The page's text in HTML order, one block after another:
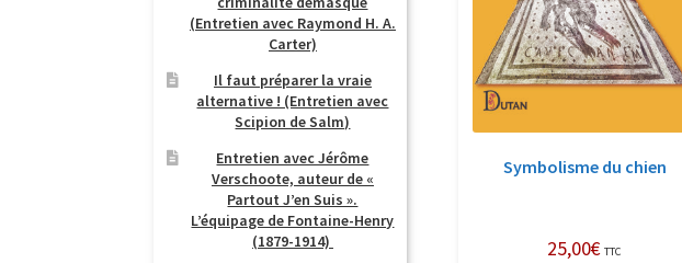
Symbolisme du chien
25,00€ TTC
(Entretien avec Raymond H. A.
Carter)
Il faut préparer la vraie
alternative ! (Entretien avec
Scipion de Salm)
Entretien avec Jérôme
Verschoote, auteur de «
Partout J’en Suis ».
L’équipage de Fontaine-Henry
(1879-1914)